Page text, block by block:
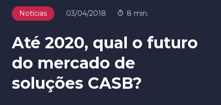
Notícias 03/04/2018 8 min.
Até 2020, qual o futuro
do mercado de
soluções CASB?